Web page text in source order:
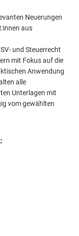
Neuerungen
aus
und Steuerrecht
mit Fokus auf die
Anwendung
alle
Unterlagen mit
vom gewählten